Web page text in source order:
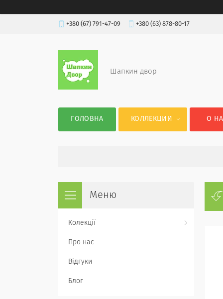
+380 (67) 791-47-09 +380 (63) 878-80-17
Шапкин двор
ГОЛОВНА КОЛЛЕКЦИИ О
Колекції
Про нас
Відгуки
Блог